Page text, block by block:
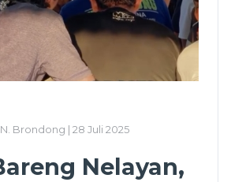
Brondong | 28 Juli 2025
Nelayan,